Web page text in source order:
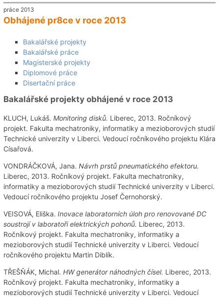
práce 2013
Obhájené pr8ce v roce 2013
Bakalářské projekty
Bakalářské práce
Magisterské projekty
Diplomové práce
Disertační práce
Bakalářské projekty obhájené v roce 2013
KLUCH, Lukáš. Monitoring disků. Liberec, 2013. Ročníkový
projekt. Fakulta mechatroniky, informatiky a mezioborových studií
Technické univerzity v Liberci. Vedoucí ročníkového projektu Klára
Císařová.
VONDRÁČKOVÁ, Jana. Návrh prstů pneumatického efektoru.
Liberec, 2013. Ročníkový projekt. Fakulta mechatroniky,
informatiky a mezioborových studií Technické univerzity v Liberci.
Vedoucí ročníkového projektu Josef Černohorský.
VEISOVÁ, Eliška. Inovace laboratorních úloh pro renovované DC
soustrojí v laboratoři elektrických pohonů. Liberec, 2013.
Ročníkový projekt. Fakulta mechatroniky, informatiky a
mezioborových studií Technické univerzity v Liberci. Vedoucí
ročníkového projektu Martin Diblík.
TŘEŠŇÁK, Michal. HW generátor náhodných čísel. Liberec, 2013.
Ročníkový projekt. Fakulta mechatroniky, informatiky a
mezioborových studií Technické univerzity v Liberci. Vedoucí